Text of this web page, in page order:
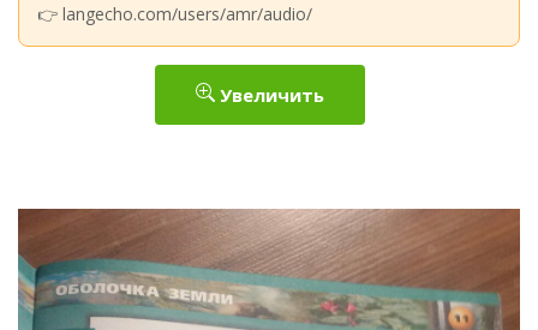
👉 langecho.com/users/amr/audio/
Увеличить